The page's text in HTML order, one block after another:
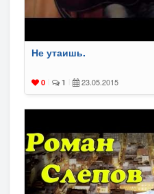
Не утаишь.
0 1 23.05.2015